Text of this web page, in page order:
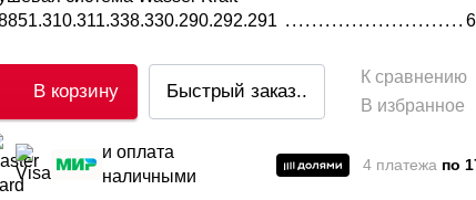
В корзину Быстрый заказ..
К сравнению
В избранное
и оплата
наличными
4 платежа по